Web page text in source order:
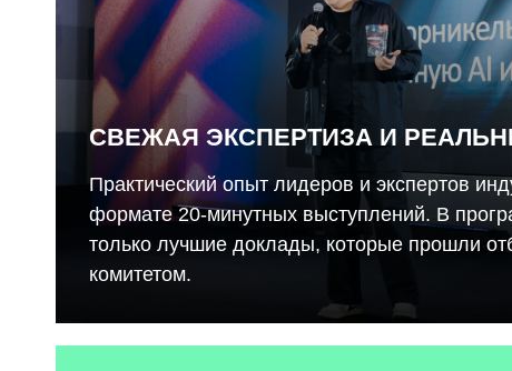
СВЕЖАЯ ЭКСПЕРТИЗА И
Практический опыт лидеров и экспертов
формате 20-минутных выступлений. В
только лучшие доклады, которые прошли
комитетом.